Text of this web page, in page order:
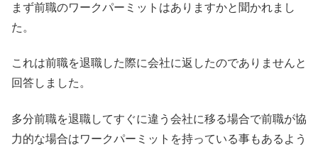
まず前職のワークパーミットはありますかと聞かれまし
た。
これは前職を退職した際に会社に返したのでありませんと
回答しました。
多分前職を退職してすぐに違う会社に移る場合で前職が協
力的な場合はワークパーミットを持っている事もあるよう